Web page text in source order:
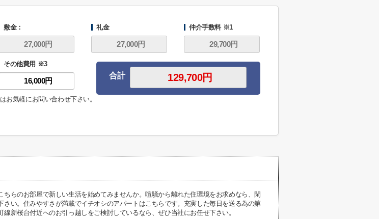
敷金： 礼金 仲介手数料 ※1
その他費用 ※3
合計
気軽にお問い合わせ下さい。
らのお部屋で新しい生活を始めてみませんか。喧騒から離れた住環境をお求めなら、閑
い。住みやすさが満載でイチオシのアパートはこちらです。充実した毎日を送る為の第
新桜台付近へのお引っ越しをご検討しているなら、ぜひ当社にお任せ下さい。